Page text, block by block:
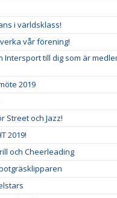
i världsklass!
vår förening!
till dig som är
2019
Street och Jazz!
2019!
och Cheerleading